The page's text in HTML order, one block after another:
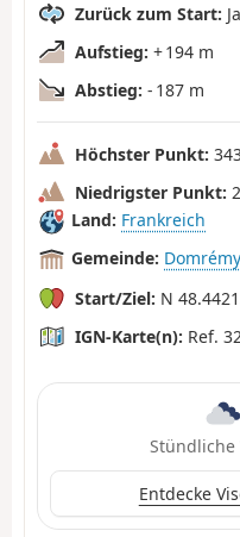
Zurück zum Start: Ja
Aufstieg: + 194 m
Abstieg: - 187 m
Höchster Punkt:
Niedrigster Punkt:
Land: Frankreich
Gemeinde:
Start/Ziel: N
IGN-Karte(n): Ref.
Stündliche
Entdecke